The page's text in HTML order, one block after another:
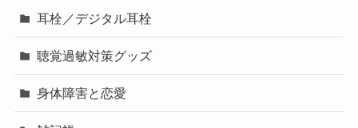
耳栓／デジタル耳栓
聴覚過敏対策グッズ
身体障害と恋愛